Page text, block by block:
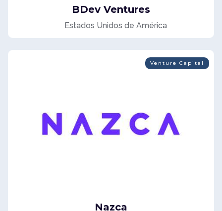
BDev Ventures
Estados Unidos de América
Venture Capital
Nazca